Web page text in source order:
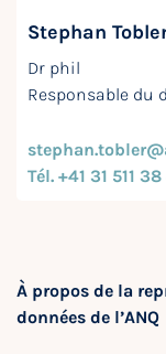
Stephan
Dr phil
Responsable du
Tél. +41 31 511
À propos de la
données de l’ANQ